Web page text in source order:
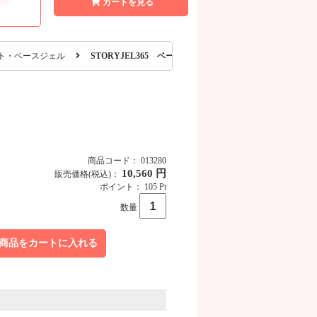
カートを見る
・ベースジェル STORYJEL365 ベースジェル 15g SJ-BASE-RM-D15
商品コード： 013280
販売価格(税込)： 10,560 円
ポイント： 105 Pt
数量
品をカートに入れる